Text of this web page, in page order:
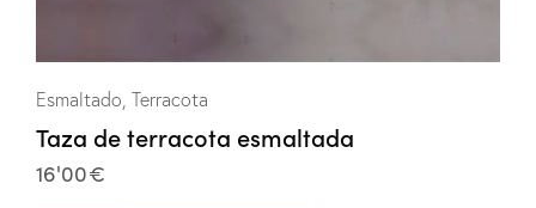
Esmaltado, Terracota
Taza de terracota esmaltada
16'00€